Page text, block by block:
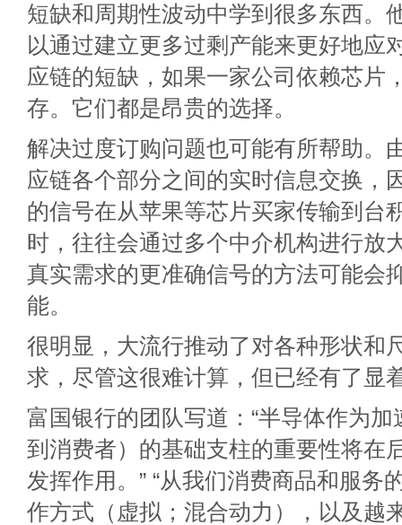
短缺和周期性波动中学到很多东西。
以通过建立更多过剩产能来更好地应
应链的短缺，如果一家公司依赖芯片
存。它们都是昂贵的选择。
解决过度订购问题也可能有所帮助。
应链各个部分之间的实时信息交换，
的信号在从苹果等芯片买家传输到台
时，往往会通过多个中介机构进行放
真实需求的更准确信号的方法可能会
能。
很明显，大流行推动了对各种形状和
求，尽管这很难计算，但已经有了显
富国银行的团队写道：“半导体作为
到消费者）的基础支柱的重要性将在
发挥作用。” “从我们消费商品和服务
作方式（虚拟；混合动力），以及越